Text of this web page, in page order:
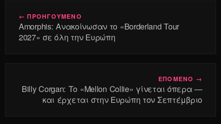
← ΠΡΟΗΓΟΥΜΕΝΟ
Amorphis: Ανακοίνωσαν το «Borderland Tour
2027» σε όλη την Ευρώπη
ΕΠΟΜΕΝΟ →
Billy Corgan: Το «Mellon Collie» γίνεται όπερα —
και έρχεται στην Ευρώπη τον Σεπτέμβριο